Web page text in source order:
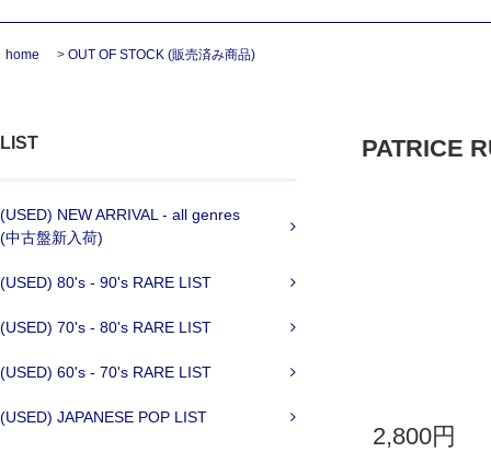
home > OUT OF STOCK (販売済み商品)
LIST
(USED) NEW ARRIVAL - all genres
(中古盤新入荷)
(USED) 80's - 90's RARE LIST
(USED) 70's - 80's RARE LIST
(USED) 60's - 70's RARE LIST
(USED) JAPANESE POP LIST
PATRICE
2,800円